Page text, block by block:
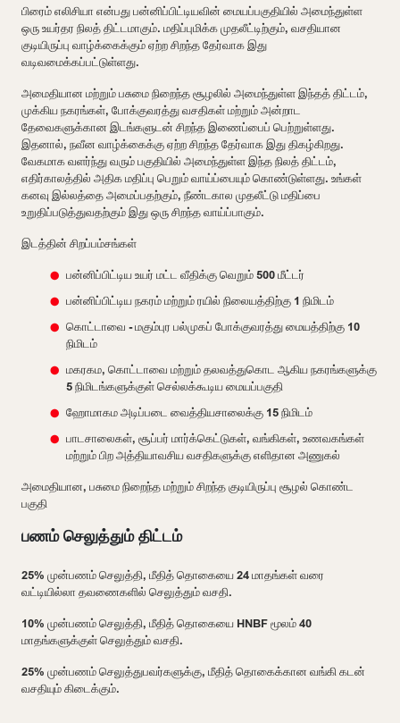
பிரைம் எலிசியா என்பது பன்னிப்பிட்டியவின் மையப்பகுதியில் அமைந்துள்ள
ஒரு உயர்தர நிலத் திட்டமாகும். மதிப்புமிக்க முதலீட்டிற்கும், வசதியான
குடியிருப்பு வாழ்க்கைக்கும் ஏற்ற சிறந்த தேர்வாக இது
வடிவமைக்கப்பட்டுள்ளது.
அமைதியான மற்றும் பசுமை நிறைந்த சூழலில் அமைந்துள்ள இந்தத் திட்டம்,
முக்கிய நகரங்கள், போக்குவரத்து வசதிகள் மற்றும் அன்றாட
தேவைகளுக்கான இடங்களுடன் சிறந்த இணைப்பைப் பெற்றுள்ளது.
இதனால், நவீன வாழ்க்கைக்கு ஏற்ற சிறந்த தேர்வாக இது திகழ்கிறது.
வேகமாக வளர்ந்து வரும் பகுதியில் அமைந்துள்ள இந்த நிலத் திட்டம்,
எதிர்காலத்தில் அதிக மதிப்பு பெறும் வாய்ப்பையும் கொண்டுள்ளது. உங்கள்
கனவு இல்லத்தை அமைப்பதற்கும், நீண்டகால முதலீட்டு மதிப்பை
உறுதிப்படுத்துவதற்கும் இது ஒரு சிறந்த வாய்ப்பாகும்.
இடத்தின் சிறப்பம்சங்கள்
பன்னிப்பிட்டிய உயர் மட்ட வீதிக்கு வெறும் 500 மீட்டர்
பன்னிப்பிட்டிய நகரம் மற்றும் ரயில் நிலையத்திற்கு 1 நிமிடம்
கொட்டாவை - மகும்புர பல்முகப் போக்குவரத்து மையத்திற்கு 10
நிமிடம்
மகரகம, கொட்டாவை மற்றும் தலவத்துகொட ஆகிய நகரங்களுக்கு
5 நிமிடங்களுக்குள் செல்லக்கூடிய மையப்பகுதி
ஹோமாகம அடிப்படை வைத்தியசாலைக்கு 15 நிமிடம்
பாடசாலைகள், சூப்பர் மார்க்கெட்டுகள், வங்கிகள், உணவகங்கள்
மற்றும் பிற அத்தியாவசிய வசதிகளுக்கு எளிதான அணுகல்
அமைதியான, பசுமை நிறைந்த மற்றும் சிறந்த குடியிருப்பு சூழல் கொண்ட
பகுதி
பணம் செலுத்தும் திட்டம்
25% முன்பணம் செலுத்தி, மீதித் தொகையை 24 மாதங்கள் வரை
வட்டியில்லா தவணைகளில் செலுத்தும் வசதி.
10% முன்பணம் செலுத்தி, மீதித் தொகையை HNBF மூலம் 40
மாதங்களுக்குள் செலுத்தும் வசதி.
25% முன்பணம் செலுத்துபவர்களுக்கு, மீதித் தொகைக்கான வங்கி கடன்
வசதியும் கிடைக்கும்.